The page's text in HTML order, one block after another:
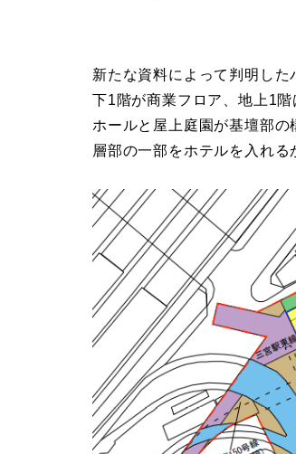
新たな資料によって判明し
下1階が商業フロア、地上1
ホールと屋上庭園が基壇部
層部の一部をホテルを入れる